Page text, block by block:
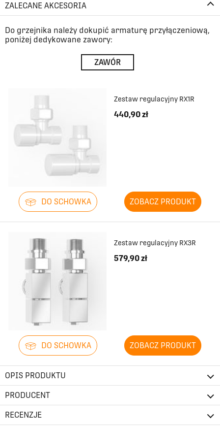
ZALECANE AKCESORIA
Do grzejnika należy dokupić armaturę przyłączeniową,
poniżej dedykowane zawory:
ZAWÓR
Zestaw regulacyjny RX1R
440,90 zł
DO SCHOWKA ZOBACZ PRODUKT
Zestaw regulacyjny RX3R
579,90 zł
DO SCHOWKA ZOBACZ PRODUKT
OPIS PRODUKTU
PRODUCENT
RECENZJE